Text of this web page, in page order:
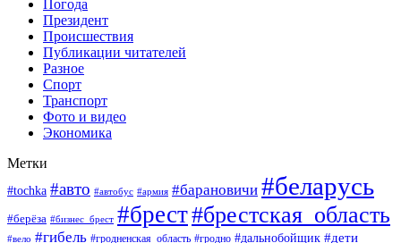
Погода
Президент
Происшествия
Публикации читателей
Разное
Спорт
Транспорт
Фото и видео
Экономика
Метки
#tochka #авто #автобус #армия #барановичи #беларусь
#берёза #бизнес_брест #брест#брестская_область
#вело #гибель #гродненская_область #гродно #дальнобойщик #дети